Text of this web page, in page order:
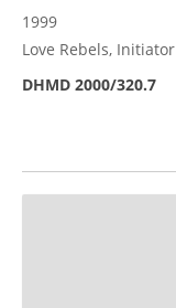
1999
Love Rebels, Initiator
DHMD 2000/320.7